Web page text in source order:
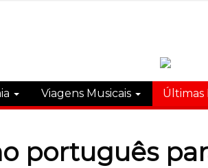
Viagens Musicais Últimas
português